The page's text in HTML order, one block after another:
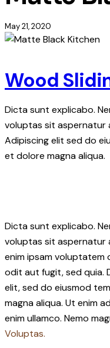
May 21, 2020
Wood
Dicta sunt explicabo.
voluptas sit aspernatur
Adipiscing elit sed do
et dolore magna aliqua.
Dicta sunt explicabo.
voluptas sit aspernatur
enim ipsam
odit aut fugit, sed quia.
elit, sed do eiusmod
magna aliqua. Ut enim
enim ullamco. Nemo
Voluptas.